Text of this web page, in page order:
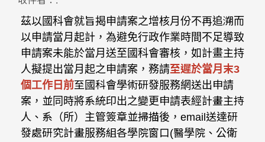
茲以國科會就旨揭申請案之增核月份不再追溯而
以申請當月起計，為避免行政作業時間不足導致
申請案未能於當月送至國科會審核，如計畫主持
人擬提出當月起之申請案，務請至遲於當月末3
個工作日前至國科會學術研發服務網送出申請
案，並同時將系統印出之變更申請表經計畫主持
人、系（所）主管簽章並掃描後，email送達研
發處研究計畫服務組各學院窗口(醫學院、公衛